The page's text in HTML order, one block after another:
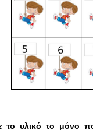
το υλικό το μόνο